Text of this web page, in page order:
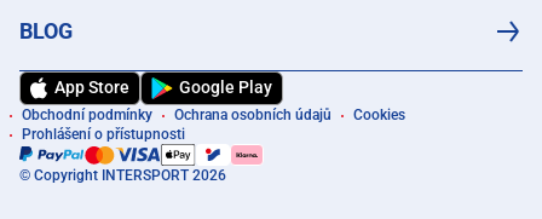
BLOG
App Store Google Play
Obchodní podmínky Ochrana osobních údajů
Cookies
Prohlášení o přístupnosti
© Copyright INTERSPORT 2026